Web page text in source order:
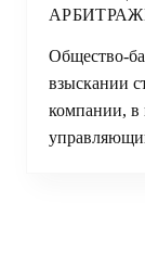
Общество-
взыскании
компании, в